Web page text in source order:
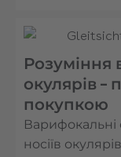
Розуміння
окулярів –
покупкою
Варифокальні
носіїв